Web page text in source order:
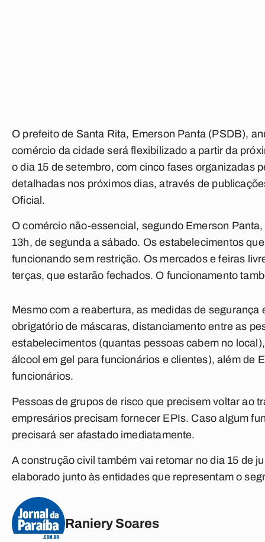
O prefeito de Santa Rita, Emerson Panta (PSDB),
comércio da cidade será flexibilizado a partir da
o dia 15 de setembro, com cinco fases organizadas
detalhadas nos próximos dias, através de
Oficial.
O comércio não-essencial, segundo Emerson
13h, de segunda a sábado. Os estabelecimentos
funcionando sem restrição. Os mercados e feiras
terças, que estarão fechados. O funcionamento
Mesmo com a reabertura, as medidas de
obrigatório de máscaras, distanciamento entre as
estabelecimentos (quantas pessoas cabem no
álcool em gel para funcionários e clientes), além de
funcionários.
Pessoas de grupos de risco que precisem voltar ao
empresários precisam fornecer EPIs. Caso algum
precisará ser afastado imediatamente.
A construção civil também vai retomar no dia 15 de
elaborado junto às entidades que representam o
Raniery Soares